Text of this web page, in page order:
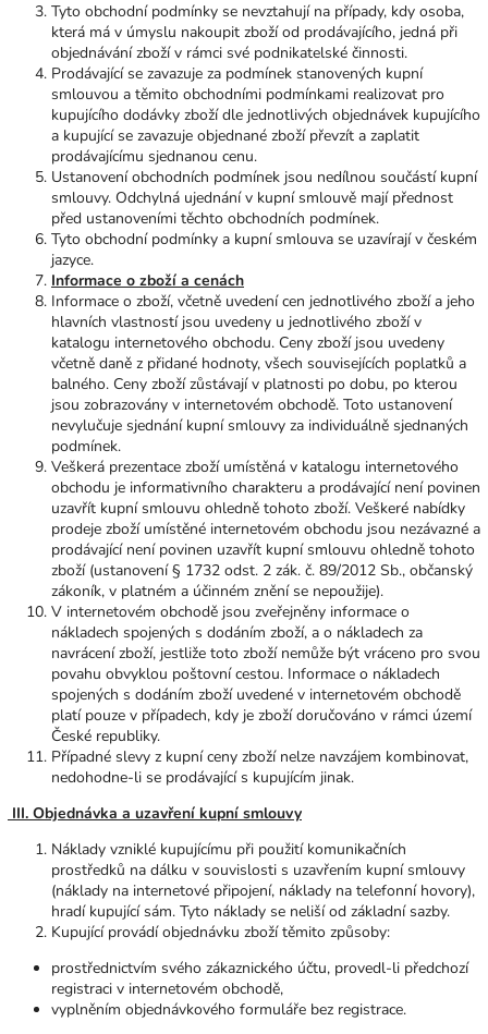
Tyto obchodní podmínky se nevztahují na případy, kdy osoba,
která má v úmyslu nakoupit zboží od prodávajícího, jedná při
objednávání zboží v rámci své podnikatelské činnosti.
Prodávající se zavazuje za podmínek stanovených kupní
smlouvou a těmito obchodními podmínkami realizovat pro
kupujícího dodávky zboží dle jednotlivých objednávek kupujícího
a kupující se zavazuje objednané zboží převzít a zaplatit
prodávajícímu sjednanou cenu.
Ustanovení obchodních podmínek jsou nedílnou součástí kupní
smlouvy. Odchylná ujednání v kupní smlouvě mají přednost
před ustanoveními těchto obchodních podmínek.
Tyto obchodní podmínky a kupní smlouva se uzavírají v českém
jazyce.
Informace o zboží a cenách
Informace o zboží, včetně uvedení cen jednotlivého zboží a jeho
hlavních vlastností jsou uvedeny u jednotlivého zboží v
katalogu internetového obchodu. Ceny zboží jsou uvedeny
včetně daně z přidané hodnoty, všech souvisejících poplatků a
balného. Ceny zboží zůstávají v platnosti po dobu, po kterou
jsou zobrazovány v internetovém obchodě. Toto ustanovení
nevylučuje sjednání kupní smlouvy za individuálně sjednaných
podmínek.
Veškerá prezentace zboží umístěná v katalogu internetového
obchodu je informativního charakteru a prodávající není povinen
uzavřít kupní smlouvu ohledně tohoto zboží. Veškeré nabídky
prodeje zboží umístěné internetovém obchodu jsou nezávazné a
prodávající není povinen uzavřít kupní smlouvu ohledně tohoto
zboží (ustanovení § 1732 odst. 2 zák. č. 89/2012 Sb., občanský
zákoník, v platném a účinném znění se nepoužije).
V internetovém obchodě jsou zveřejněny informace o
nákladech spojených s dodáním zboží, a o nákladech za
navrácení zboží, jestliže toto zboží nemůže být vráceno pro svou
povahu obvyklou poštovní cestou. Informace o nákladech
spojených s dodáním zboží uvedené v internetovém obchodě
platí pouze v případech, kdy je zboží doručováno v rámci území
České republiky.
Případné slevy z kupní ceny zboží nelze navzájem kombinovat,
nedohodne-li se prodávající s kupujícím jinak.
III. Objednávka a uzavření kupní smlouvy
Náklady vzniklé kupujícímu při použití komunikačních
prostředků na dálku v souvislosti s uzavřením kupní smlouvy
(náklady na internetové připojení, náklady na telefonní hovory),
hradí kupující sám. Tyto náklady se neliší od základní sazby.
Kupující provádí objednávku zboží těmito způsoby:
prostřednictvím svého zákaznického účtu, provedl-li předchozí
registraci v internetovém obchodě,
vyplněním objednávkového formuláře bez registrace.